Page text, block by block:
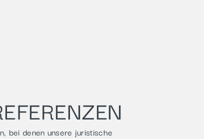
bei denen unsere juristische